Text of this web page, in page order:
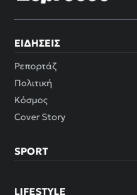
ΕΙΔΉΣΕΙΣ
Ρεπορτάζ
Πολιτική
Κόσμος
Cover Story
SPORT
LIFESTYLE